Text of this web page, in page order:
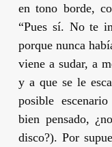
en tono borde,
“Pues sí. No te
porque nunca
viene a sudar, a
y a que se le
posible
bien pensado,
disco?). Por